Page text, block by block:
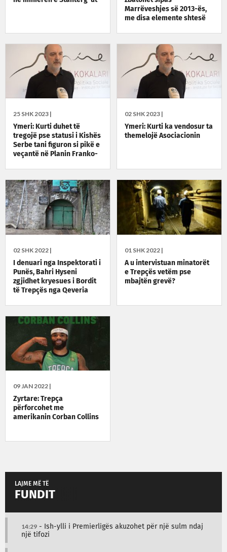
Marrëveshjes së 2013-ës,
me disa elemente shtesë
25 SHK 2023 |
Ymeri: Kurti duhet të
tregojë pse statusi i Kishës
Serbe tani figuron si pikë e
veçantë në Planin Franko-
02 SHK 2023 |
Ymeri: Kurti ka vendosur ta
themelojë Asociacionin
02 SHK 2022 |
I denuari nga Inspektorati i
Punës, Bahri Hyseni
zgjidhet kryesues i Bordit
të Trepçës nga Qeveria
01 SHK 2022 |
A u intervistuan minatorët
e Trepçës vetëm pse
mbajtën grevë?
09 JAN 2022 |
Zyrtare: Trepça
përforcohet me
amerikanin Corban Collins
LAJME MË TË
FUNDIT
14:29 - Ish-ylli i Premierligës akuzohet për një sulm ndaj
një tifozi